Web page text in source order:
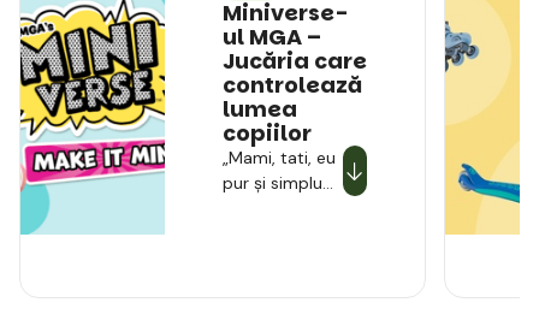
Miniverse-
ul MGA –
Jucăria care
controlează
lumea
copiilor
„Mami, tati, eu
pur și simplu